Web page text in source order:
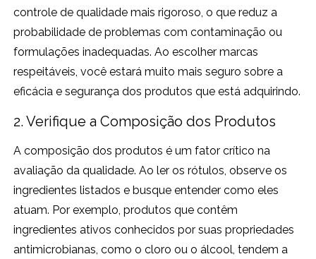
controle de qualidade mais rigoroso, o que reduz a
probabilidade de problemas com contaminação ou
formulações inadequadas. Ao escolher marcas
respeitáveis, você estará muito mais seguro sobre a
eficácia e segurança dos produtos que está adquirindo.
2. Verifique a Composição dos Produtos
A composição dos produtos é um fator crítico na
avaliação da qualidade. Ao ler os rótulos, observe os
ingredientes listados e busque entender como eles
atuam. Por exemplo, produtos que contêm
ingredientes ativos conhecidos por suas propriedades
antimicrobianas, como o cloro ou o álcool, tendem a